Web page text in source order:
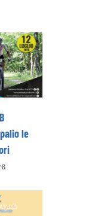
MTB
in
le
il 1°